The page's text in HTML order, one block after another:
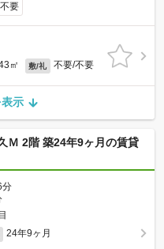
要
㎡ 敷/礼 不要/不要
示
Ｍ 2階 築24年9ヶ月の賃貸
分
24年9ヶ月